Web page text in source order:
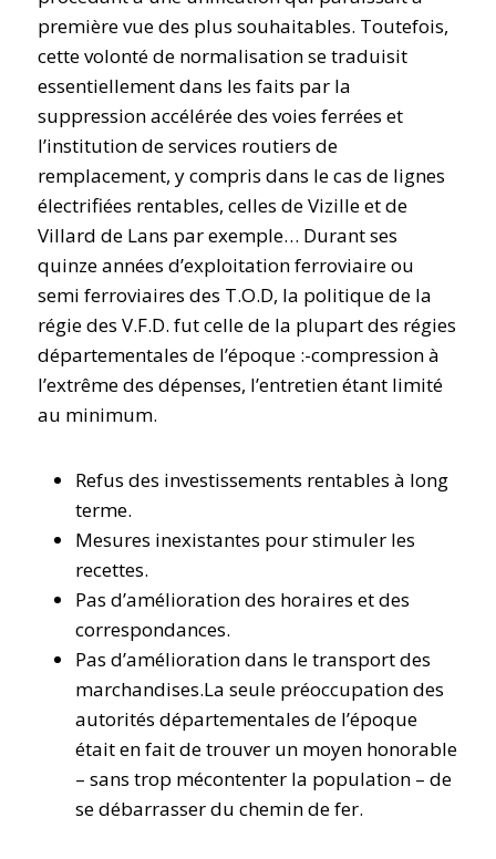
première vue des plus souhaitables. Toutefois,
cette volonté de normalisation se traduisit
essentiellement dans les faits par la
suppression accélérée des voies ferrées et
l’institution de services routiers de
remplacement, y compris dans le cas de lignes
électrifiées rentables, celles de Vizille et de
Villard de Lans par exemple… Durant ses
quinze années d’exploitation ferroviaire ou
semi ferroviaires des T.O.D, la politique de la
régie des V.F.D. fut celle de la plupart des régies
départementales de l’époque :-compression à
l’extrême des dépenses, l’entretien étant limité
au minimum.
Refus des investissements rentables à long
terme.
Mesures inexistantes pour stimuler les
recettes.
Pas d’amélioration des horaires et des
correspondances.
Pas d’amélioration dans le transport des
marchandises.La seule préoccupation des
autorités départementales de l’époque
était en fait de trouver un moyen honorable
– sans trop mécontenter la population – de
se débarrasser du chemin de fer.